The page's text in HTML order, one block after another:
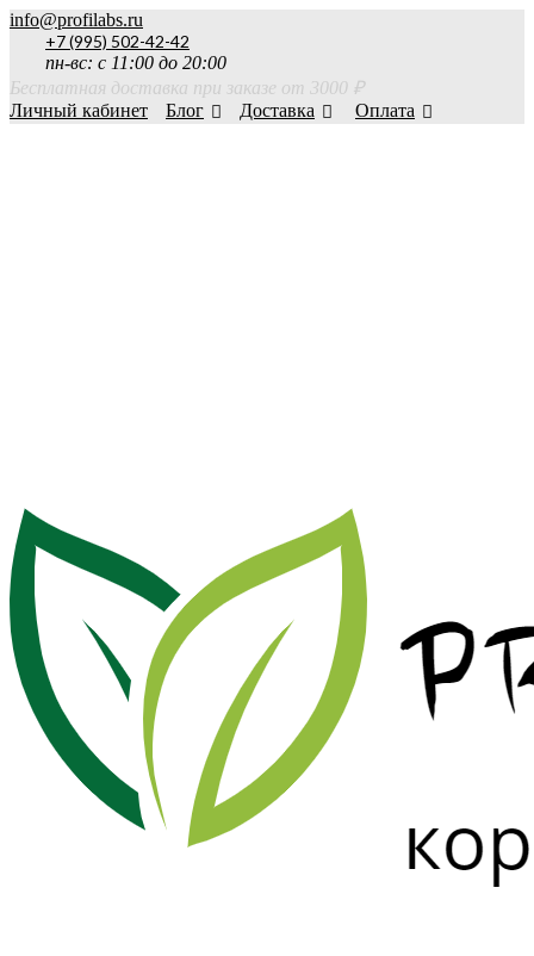
info@profilabs.ru
+7 (995) 502-42-42
пн-вс: с 11:00 до 20:00
Бесплатная доставка при заказе от 3000 ₽
Личный кабинет
Блог Доставка Оплата